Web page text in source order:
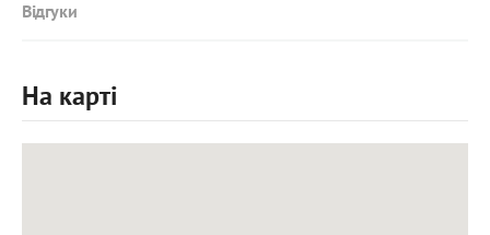
Відгуки
На карті